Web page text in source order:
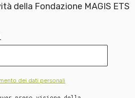
della Fondazione MAGIS ETS
dei dati personali